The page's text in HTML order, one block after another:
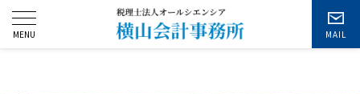
お問い合わせ